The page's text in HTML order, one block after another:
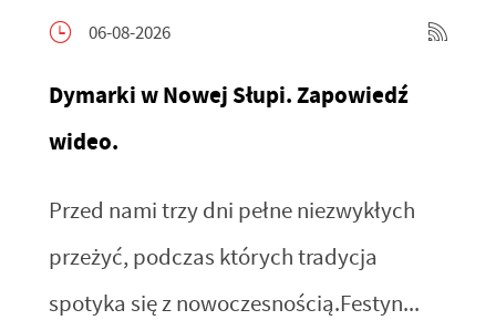
06-08-2026
Dymarki w Nowej Słupi. Zapowiedź
wideo.
Przed nami trzy dni pełne niezwykłych
przeżyć, podczas których tradycja
spotyka się z nowoczesnością.Festyn...